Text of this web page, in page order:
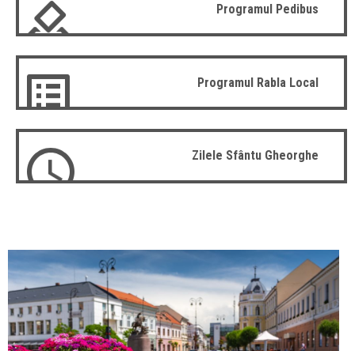
Programul Pedibus
Programul Rabla Local
Zilele Sfântu Gheorghe